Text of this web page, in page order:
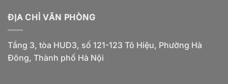
ĐỊA CHỈ VĂN PHÒNG
Tầng 3, tòa HUD3, số 121-123 Tô Hiệu, Phường Hà
Đông, Thành phố Hà Nội